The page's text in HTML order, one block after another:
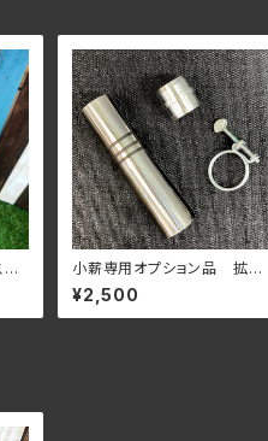
小薪専用オプション品 拡張
用煙突
¥2,500